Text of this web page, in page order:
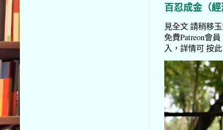
百忍成金（
見全文 請稍移
免費Patreon會
入，詳情可 按